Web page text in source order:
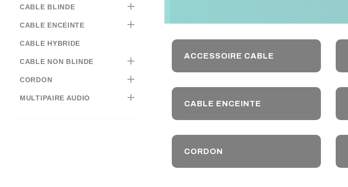
CABLE BLINDE 
CABLE ENCEINTE 
CABLE HYBRIDE
CABLE NON BLINDE 
CORDON 
MULTIPAIRE AUDIO 
ACCESSOIRE CABLE
CABLE ENCEINTE
CORDON